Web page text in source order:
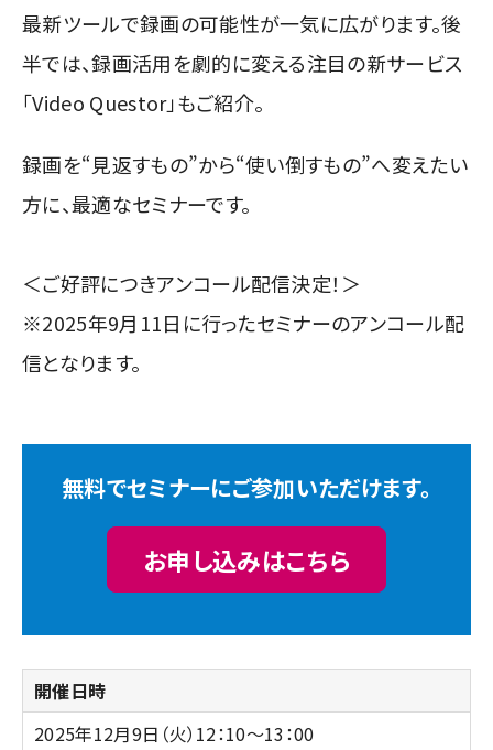
最新ツールで録画の可能性が一気に広がります。後
半では、録画活用を劇的に変える注目の新サービス
「Video Questor」もご紹介。
録画を“見返すもの”から“使い倒すもの”へ変えたい
方に、最適なセミナーです。
＜ご好評につきアンコール配信決定！＞
※2025年9月11日に行ったセミナーのアンコール配
信となります。
無料でセミナーにご参加いただけます。
お申し込みはこちら
開催日時
2025年12月9日（火）12：10～13：00